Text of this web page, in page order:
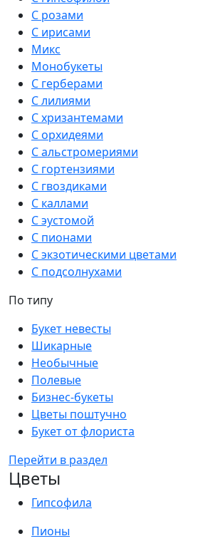
С розами
С ирисами
Микс
Монобукеты
С герберами
С лилиями
С хризантемами
С орхидеями
С альстромериями
С гортензиями
С гвоздиками
С каллами
С эустомой
С пионами
С экзотическими цветами
С подсолнухами
По типу
Букет невесты
Шикарные
Необычные
Полевые
Бизнес-букеты
Цветы поштучно
Букет от флориста
Перейти в раздел
Цветы
Гипсофила
Пионы